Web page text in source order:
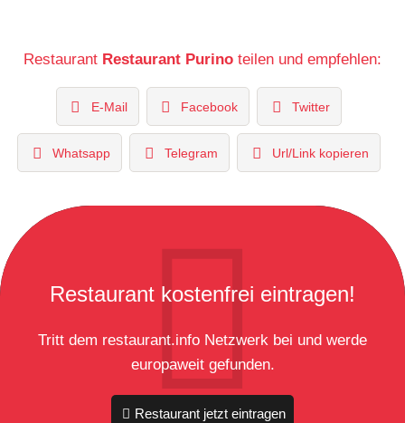
Restaurant Restaurant Purino teilen und empfehlen:
E-Mail Facebook Twitter
Whatsapp Telegram Url/Link kopieren
Restaurant kostenfrei eintragen!
Tritt dem restaurant.info Netzwerk bei und werde
europaweit gefunden.
Restaurant jetzt eintragen